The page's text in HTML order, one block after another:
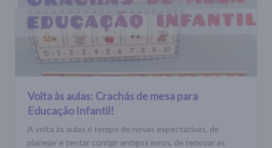
Volta às aulas: Crachás de mesa para
Educação Infantil!
A volta às aulas é tempo de novas expectativas, de
planejar e tentar corrigir antigos erros, de renovar as